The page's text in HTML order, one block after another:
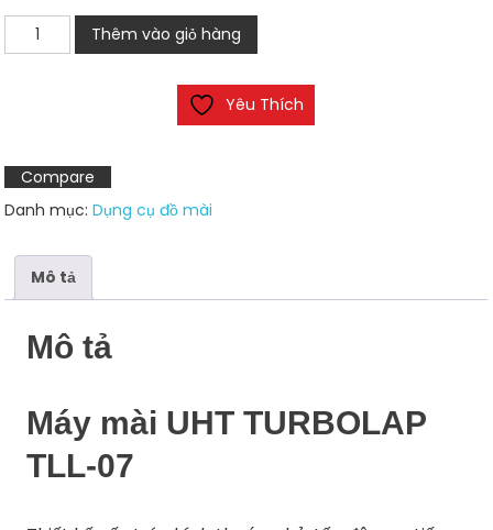
Máy
mài
07
số
lượng
Thêm vào giỏ hàng
Yêu Thích
Compare
Danh mục:Dụng cụ đồ mài
Mô tả
Mô tả
Máy mài UHT TURBOLAP
TLL-07